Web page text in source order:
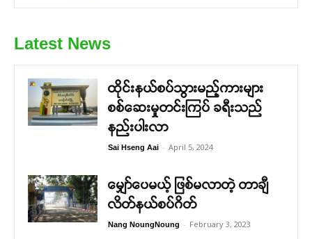
Latest News
ထိုင်းနယ်စပ်သွားမည့်ကားများ
စစ်ဆေးမှုတင်းကြပ် ခရီးသည်
နည်းပါးလာ
Sai Hseng Aai - April 5, 2024
မျှော်ပေမယ့် ဖြစ်မလာတဲ့ တာချီ
လိတ်နယ်စပ်ဂိတ်
Nang NoungNoung - February 3, 2023